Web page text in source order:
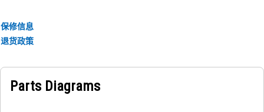
保修信息
退货政策
Parts Diagrams